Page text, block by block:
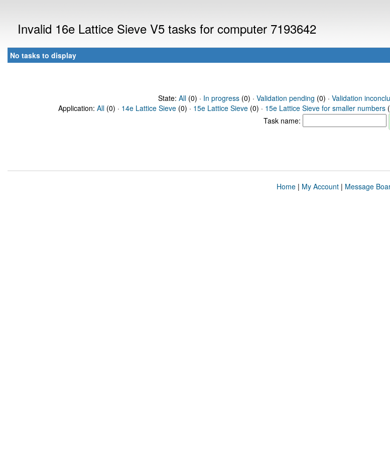
Invalid 16e Lattice Sieve V5 tasks for computer 7193642
No tasks to display
State: All(0) · In progress(0) · Validation pending (0) · Validation
Application: All (0) · 14e Lattice Sieve (0) · 15e Lattice Sieve (0) · 15e Lattice Sieve for smaller numbers
Task name:
Home| My Account| Message